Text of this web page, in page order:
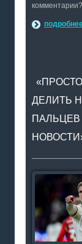
ДЕЛИТЬ